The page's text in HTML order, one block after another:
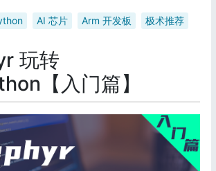
AI 芯片 Arm 开发板 极术推荐
玩转
【入门篇】